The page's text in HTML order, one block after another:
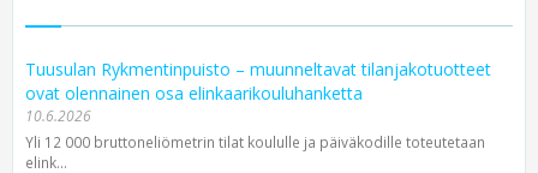
Tuusulan Rykmentinpuisto – muunneltavat tilanjakotuotteet
ovat olennainen osa elinkaarikouluhanketta
10.6.2026
Yli 12 000 bruttoneliömetrin tilat koululle ja päiväkodille toteutetaan
elink...